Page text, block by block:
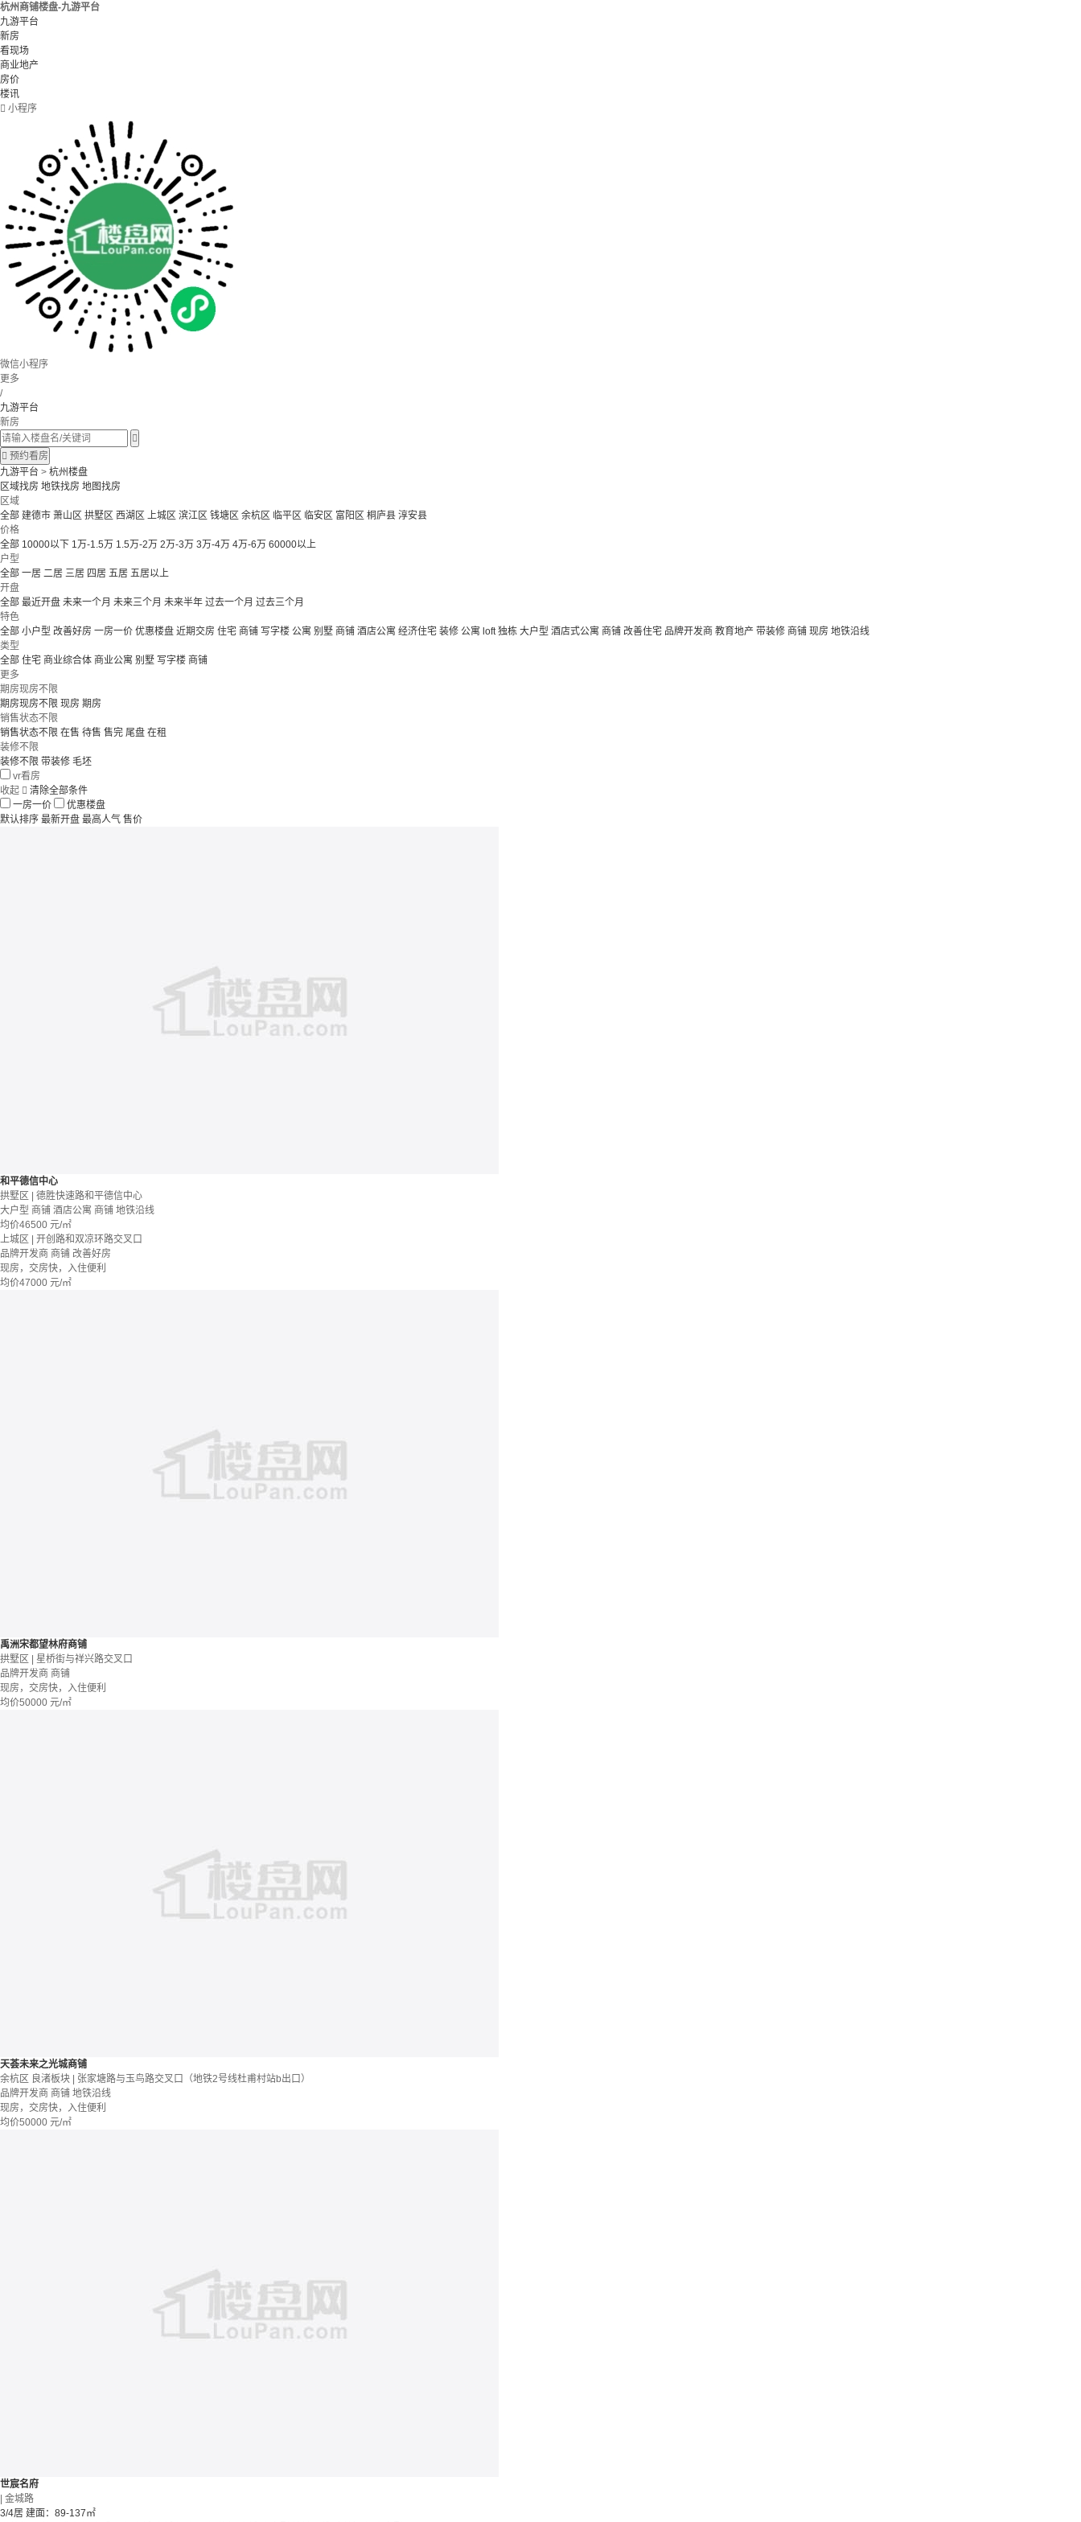
杭州商铺楼盘-九游平台
九游平台
新房
看现场
商业地产
房价
楼讯
 小程序
微信小程序
更多
/
九游平台
新房

 预约看房
九游平台 > 杭州楼盘
区域找房 地铁找房 地图找房
区域
全部 建德市 萧山区 拱墅区 西湖区 上城区 滨江区 钱塘区 余杭区 临平区 临安区 富阳区 桐庐县 淳安县
价格
全部 10000以下 1万-1.5万 1.5万-2万 2万-3万 3万-4万 4万-6万 60000以上
户型
全部 一居 二居 三居 四居 五居 五居以上
开盘
全部 最近开盘 未来一个月 未来三个月 未来半年 过去一个月 过去三个月
特色
全部 小户型 改善好房 一房一价 优惠楼盘 近期交房 住宅 商铺 写字楼 公寓 别墅 商铺 酒店公寓 经济住宅 装修 公寓 loft独栋 大户型 酒店式公寓 商铺 改善住宅 品牌开发商 教育地产 带装修 商铺 现房 地铁沿线
类型
全部 住宅 商业综合体 商业公寓 别墅 写字楼 商铺
更多
期房现房不限
期房现房不限 现房 期房
销售状态不限
销售状态不限 在售 待售 售完 尾盘 在租
装修不限
装修不限 带装修 毛坯
vr看房
收起  清除全部条件
一房一价
优惠楼盘
默认排序 最新开盘 最高人气 售价
和平德信中心
拱墅区 | 德胜快速路和平德信中心
大户型 商铺 酒店公寓 商铺 地铁沿线
均价46500 元/㎡
上城区 | 开创路和双凉环路交叉口
品牌开发商 商铺 改善好房
现房，交房快，入住便利
均价47000 元/㎡
禹洲宋都望林府商铺
拱墅区 | 星桥街与祥兴路交叉口
品牌开发商 商铺
现房，交房快，入住便利
均价50000 元/㎡
天荟未来之光城商铺
余杭区 良渚板块 | 张家塘路与玉鸟路交叉口（地铁2号线杜甫村站b出口）
品牌开发商 商铺 地铁沿线
现房，交房快，入住便利
均价50000 元/㎡
世宸名府
| 金城路
3/4居 建面：89-137㎡